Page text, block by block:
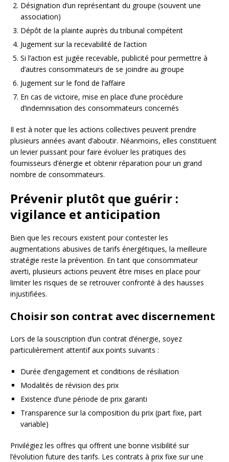
Désignation d’un représentant du groupe (souvent une
association)
Dépôt de la plainte auprès du tribunal compétent
Jugement sur la recevabilité de l’action
Si l’action est jugée recevable, publicité pour permettre à
d’autres consommateurs de se joindre au groupe
Jugement sur le fond de l’affaire
En cas de victoire, mise en place d’une procédure
d’indemnisation des consommateurs concernés
Il est à noter que les actions collectives peuvent prendre
plusieurs années avant d’aboutir. Néanmoins, elles constituent
un levier puissant pour faire évoluer les pratiques des
fournisseurs d’énergie et obtenir réparation pour un grand
nombre de consommateurs.
Prévenir plutôt que guérir :
vigilance et anticipation
Bien que les recours existent pour contester les
augmentations abusives de tarifs énergétiques, la meilleure
stratégie reste la prévention. En tant que consommateur
averti, plusieurs actions peuvent être mises en place pour
limiter les risques de se retrouver confronté à des hausses
injustifiées.
Choisir son contrat avec discernement
Lors de la souscription d’un contrat d’énergie, soyez
particulièrement attentif aux points suivants :
Durée d’engagement et conditions de résiliation
Modalités de révision des prix
Existence d’une période de prix garanti
Transparence sur la composition du prix (part fixe, part
variable)
Privilégiez les offres qui offrent une bonne visibilité sur
l’évolution future des tarifs. Les contrats à prix fixe sur une